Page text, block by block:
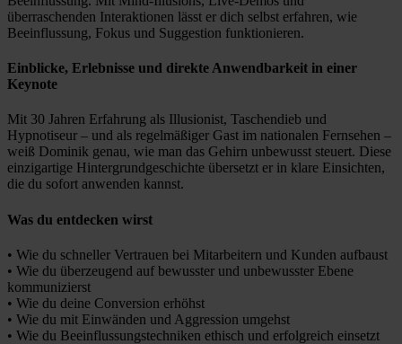
überraschenden Interaktionen lässt er dich selbst erfahren, wie
Beeinflussung, Fokus und Suggestion funktionieren.
Einblicke, Erlebnisse und direkte Anwendbarkeit in einer
Keynote
Mit 30 Jahren Erfahrung als Illusionist, Taschendieb und
Hypnotiseur – und als regelmäßiger Gast im nationalen Fernsehen –
weiß Dominik genau, wie man das Gehirn unbewusst steuert. Diese
einzigartige Hintergrundgeschichte übersetzt er in klare Einsichten,
die du sofort anwenden kannst.
Was du entdecken wirst
• Wie du schneller Vertrauen bei Mitarbeitern und Kunden aufbaust
• Wie du überzeugend auf bewusster und unbewusster Ebene
kommunizierst
• Wie du deine Conversion erhöhst
• Wie du mit Einwänden und Aggression umgehst
• Wie du Beeinflussungstechniken ethisch und erfolgreich einsetzt